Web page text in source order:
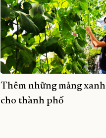
Thêm những mảng xanh
cho thành phố